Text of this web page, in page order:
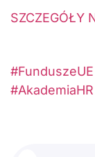
SZCZEGÓŁY
#FunduszeUE
#AkademiaHR